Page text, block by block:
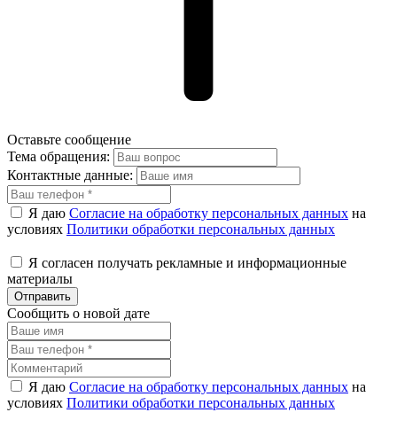
Оставьте сообщение
Тема обращения:
Контактные данные:
Я даю Согласие на обработку персональных данных на
условиях Политики обработки персональных данных
Я согласен получать рекламные и информационные
материалы
Отправить
Сообщить о новой дате
Я даю Согласие на обработку персональных данных на
условиях Политики обработки персональных данных